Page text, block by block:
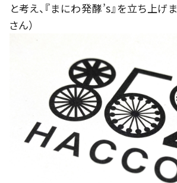
と考え、『まにわ発酵’s』を立ち上げ
さん）